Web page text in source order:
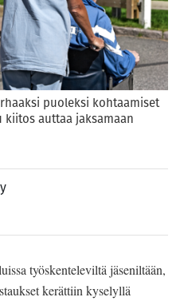
puoleksi kohtaamiset
kiitos auttaa jaksamaan
työskenteleviltä jäseniltään,
kerättiin kyselyllä